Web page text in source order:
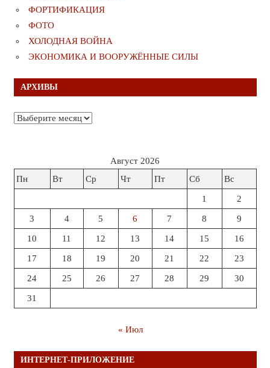
ФОРТИФИКАЦИЯ
ФОТО
ХОЛОДНАЯ ВОЙНА
ЭКОНОМИКА И ВООРУЖЁННЫЕ СИЛЫ
АРХИВЫ
Архивы
Август 2026
Пн
Вт Ср Чт Пт Сб Вс
1 2
3 4 5 6 7 8 9
10 11 12 13 14 15 16
17 18 19 20 21 22 23
24 25 26 27 28 29 30
31
« Июл
ИНТЕРНЕТ-ПРИЛОЖЕНИЕ